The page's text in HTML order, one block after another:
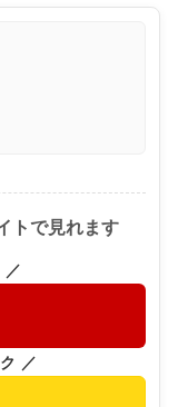
トで見れます
／
／